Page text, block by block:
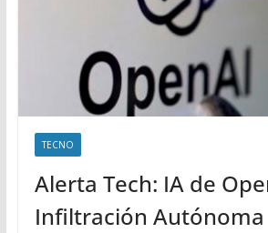
TECNO
Alerta Tech: IA de
Infiltración Autónoma